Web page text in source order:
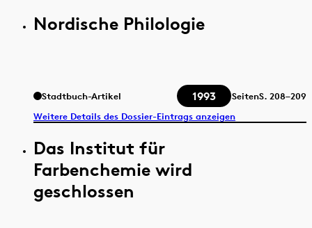
Nordische Philologie
Stadtbuch-Artikel 1993 SeitenS. 208–209
Weitere Details des Dossier-Eintrags anzeigen
Das Institut für
Farbenchemie wird
geschlossen